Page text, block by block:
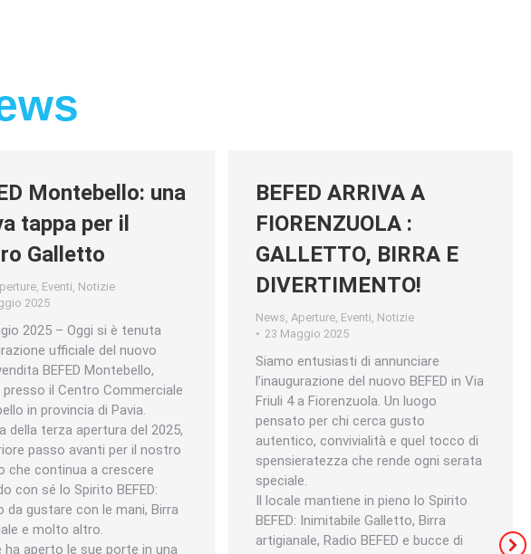
Montebello: una
tappa per il
Galletto
, Eventi, Notizie
2025
2025 – Oggi si è tenuta
ufficiale del nuovo
BEFED Montebello,
il Centro Commerciale
in provincia di Pavia.
della terza apertura del 2025,
passo avanti per il nostro
che continua a crescere
con sé lo Spirito BEFED:
da gustare con le mani, Birra
e molto altro.
ha aperto le sue porte in una
BEFED ARRIVA A
FIORENZUOLA :
GALLETTO, BIRRA E
DIVERTIMENTO!
News, Aperture, Eventi, Notizie
23 Maggio 2025
Siamo entusiasti di annunciare
l’inaugurazione del nuovo BEFED in Via
Friuli 4 a Fiorenzuola. Un luogo
pensato per chi cerca gusto
autentico, convivialità e quel tocco di
spensieratezza che rende ogni serata
speciale.
Il locale mantiene in pieno lo Spirito
BEFED: Inimitabile Galletto, Birra
artigianale, Radio BEFED e bucce di